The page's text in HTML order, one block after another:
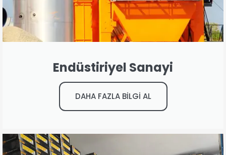
Endüstiriyel Sanayi
DAHA FAZLA BİLGİ AL